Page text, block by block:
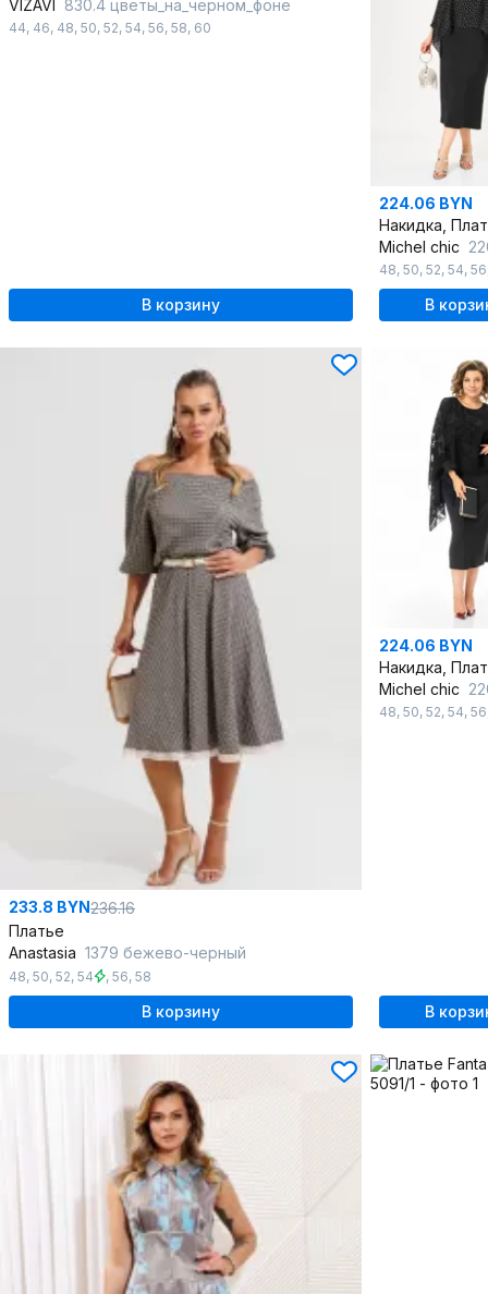
VIZAVI 830.4 цветы_на_черном_фоне
44, 46, 48, 50, 52, 54, 56, 58, 60
В корзину
224.06 BYN
Накидка,
Michel chic
48, 50, 52, 54, 56
В
233.8 BYN236.16
Платье
Anastasia 1379 бежево-черный
48, 50, 52, 54 , 56, 58
В корзину
224.06 BYN
Накидка,
Michel chic
48, 50, 52, 54, 56
В